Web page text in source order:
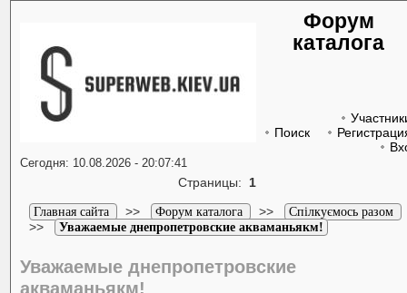
Форум
каталога
Поиск
Сегодня: 10.08.2026 - 20:07:41
Страницы: 1
Главная сайта >> Форум каталога >> Спілкуємось разом
>> Уважаемые днепропетровские акваманьякм!
Уважаемые днепропетровские
акваманьякм!